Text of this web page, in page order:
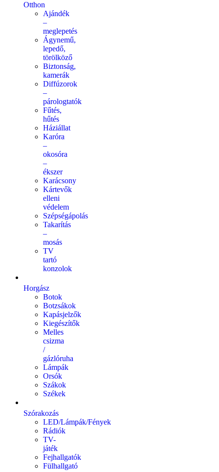
Otthon
Ajándék
–
meglepetés
Ágynemű,
lepedő,
törölköző
Biztonság,
kamerák
Diffúzorok
–
párologtatók
Fűtés,
hűtés
Háziállat
Karóra
–
okosóra
–
ékszer
Karácsony
Kártevők
elleni
védelem
Szépségápolás
Takarítás
–
mosás
TV
tartó
konzolok
Horgász
Botok
Botzsákok
Kapásjelzők
Kiegészítők
Melles
csizma
/
gázlóruha
Lámpák
Orsók
Szákok
Székek
Szórakozás
LED/Lámpák/Fények
Rádiók
TV-
játék
Fejhallgatók
Fülhallgató